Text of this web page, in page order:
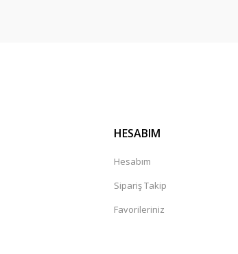
HESABIM
Hesabım
Sipariş Takip
Favorileriniz